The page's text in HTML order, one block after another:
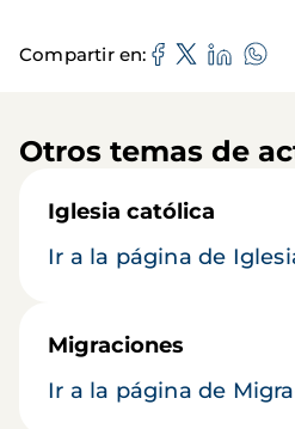
Compartir en
Otros temas de
Iglesia católica
Ir a la página de
Migraciones
Ir a la página de